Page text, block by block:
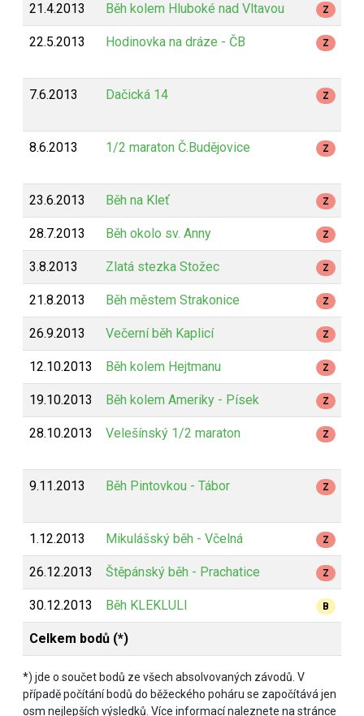
21.4.2013 Běh kolem Hluboké nad Vltavou Z
22.5.2013 Hodinovka na dráze - ČB Z
7.6.2013 Dačická 14 Z
8.6.2013 1/2 maraton Č.Budějovice Z
23.6.2013 Běh na Kleť Z
28.7.2013 Běh okolo sv. Anny Z
3.8.2013 Zlatá stezka Stožec Z
21.8.2013 Běh městem Strakonice Z
26.9.2013 Večerní běh Kaplicí Z
12.10.2013 Běh kolem Hejtmanu Z
19.10.2013 Běh kolem Ameriky - Písek Z
28.10.2013 Velešínský 1/2 maraton Z
9.11.2013 Běh Pintovkou - Tábor Z
1.12.2013 Mikulášský běh - Včelná Z
26.12.2013 Štěpánský běh - Prachatice Z
30.12.2013 Běh KLEKLULI B
Celkem bodů (*)
*) jde o součet bodů ze všech absolvovaných závodů. V
případě počítání bodů do běžeckého poháru se započítává jen
osm nejlepších výsledků. Více informací naleznete na stránce